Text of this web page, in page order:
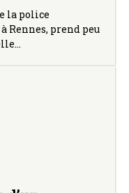
la police
prend peu